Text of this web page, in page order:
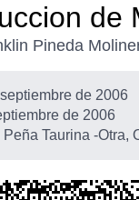
de
Pineda
de 2006
de 2006
Peña Taurina -Otra,